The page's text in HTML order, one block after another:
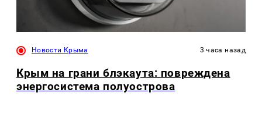
Новости Крыма 3 часа назад
Крым на грани блэкаута: повреждена
энергосистема полуострова